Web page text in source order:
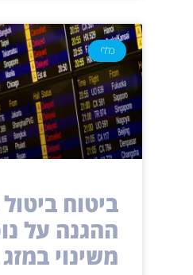
כללי
ביטוח
ההגנה על
משינוי